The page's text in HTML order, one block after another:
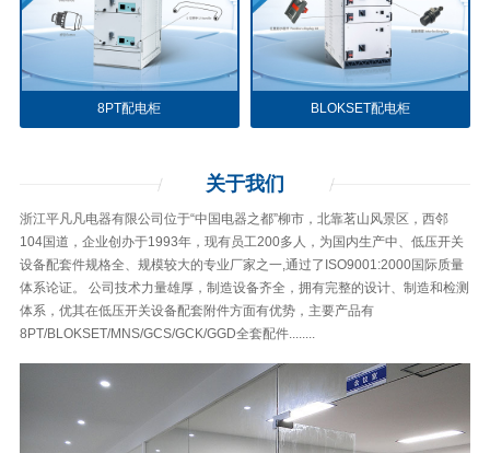
8PT配电柜 BLOKSET配电柜
关于我们
浙江平凡凡电器有限公司位于“中国电器之都”柳市，北靠茗山风景区，西邻
104国道，企业创办于1993年，现有员工200多人，为国内生产中、低压开关
设备配套件规格全、规模较大的专业厂家之一,通过了ISO9001:2000国际质量
体系论证。 公司技术力量雄厚，制造设备齐全，拥有完整的设计、制造和检测
体系，优其在低压开关设备配套附件方面有优势，主要产品有
8PT/BLOKSET/MNS/GCS/GCK/GGD全套配件........